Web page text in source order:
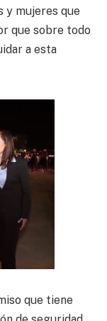
y mujeres que
que sobre todo
a esta
que tiene